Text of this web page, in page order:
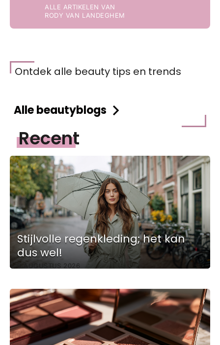
ALLE ARTIKELEN VAN
RODY VAN LANDEGHEM
Ontdek alle beauty tips en trends
Alle beautyblogs
Recent
Stijlvolle regenkleding; het kan
dus wel!
6 AUGUSTUS 2026